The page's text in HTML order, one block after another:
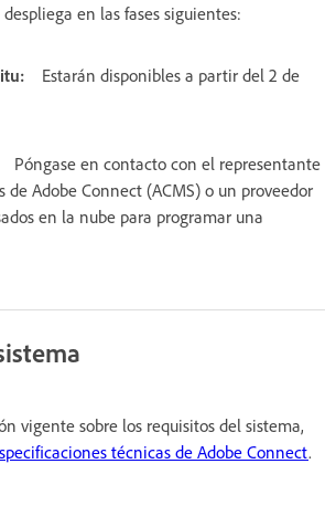
despliega en las fases siguientes:
Estarán disponibles a partir del 2 de
Póngase en contacto con el representante
de Adobe Connect (ACMS) o un proveedor
en la nube para programar una
vigente sobre los requisitos del sistema,
técnicas de Adobe Connect.